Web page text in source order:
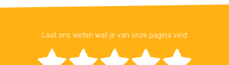
Laat ons weten wat je van onze pagina vind